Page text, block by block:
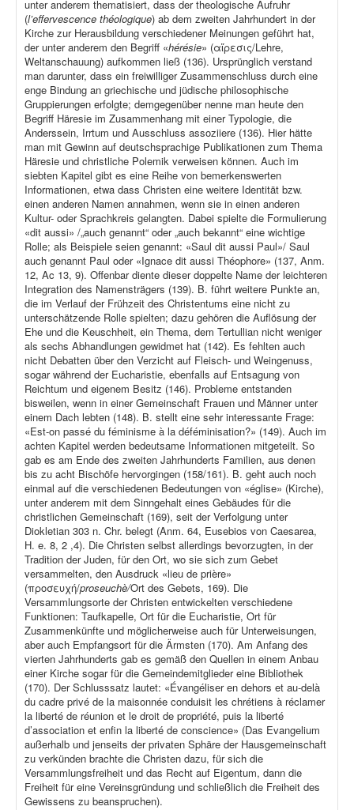
unter anderem thematisiert, dass der theologische Aufruhr
(l’effervescence théologique) ab dem zweiten Jahrhundert in der
Kirche zur Herausbildung verschiedener Meinungen geführt hat,
der unter anderem den Begriff «hérésie» (αἵρεσις/Lehre,
Weltanschauung) aufkommen ließ (136). Ursprünglich verstand
man darunter, dass ein freiwilliger Zusammenschluss durch eine
enge Bindung an griechische und jüdische philosophische
Gruppierungen erfolgte; demgegenüber nenne man heute den
Begriff Häresie im Zusammenhang mit einer Typologie, die
Anderssein, Irrtum und Ausschluss assoziiere (136). Hier hätte
man mit Gewinn auf deutschsprachige Publikationen zum Thema
Häresie und christliche Polemik verweisen können. Auch im
siebten Kapitel gibt es eine Reihe von bemerkenswerten
Informationen, etwa dass Christen eine weitere Identität bzw.
einen anderen Namen annahmen, wenn sie in einen anderen
Kultur- oder Sprachkreis gelangten. Dabei spielte die Formulierung
«dit aussi» /„auch genannt“ oder „auch bekannt“ eine wichtige
Rolle; als Beispiele seien genannt: «Saul dit aussi Paul»/ Saul
auch genannt Paul oder «Ignace dit aussi Théophore» (137, Anm.
12, Ac 13, 9). Offenbar diente dieser doppelte Name der leichteren
Integration des Namensträgers (139). B. führt weitere Punkte an,
die im Verlauf der Frühzeit des Christentums eine nicht zu
unterschätzende Rolle spielten; dazu gehören die Auflösung der
Ehe und die Keuschheit, ein Thema, dem Tertullian nicht weniger
als sechs Abhandlungen gewidmet hat (142). Es fehlten auch
nicht Debatten über den Verzicht auf Fleisch- und Weingenuss,
sogar während der Eucharistie, ebenfalls auf Entsagung von
Reichtum und eigenem Besitz (146). Probleme entstanden
bisweilen, wenn in einer Gemeinschaft Frauen und Männer unter
einem Dach lebten (148). B. stellt eine sehr interessante Frage:
«Est-on passé du féminisme à la déféminisation?» (149). Auch im
achten Kapitel werden bedeutsame Informationen mitgeteilt. So
gab es am Ende des zweiten Jahrhunderts Familien, aus denen
bis zu acht Bischöfe hervorgingen (158/161). B. geht auch noch
einmal auf die verschiedenen Bedeutungen von «église» (Kirche),
unter anderem mit dem Sinngehalt eines Gebäudes für die
christlichen Gemeinschaft (169), seit der Verfolgung unter
Diokletian 303 n. Chr. belegt (Anm. 64, Eusebios von Caesarea,
H. e. 8, 2 ,4). Die Christen selbst allerdings bevorzugten, in der
Tradition der Juden, für den Ort, wo sie sich zum Gebet
versammelten, den Ausdruck «lieu de prière»
(προσευχή/proseuchè/Ort des Gebets, 169). Die
Versammlungsorte der Christen entwickelten verschiedene
Funktionen: Taufkapelle, Ort für die Eucharistie, Ort für
Zusammenkünfte und möglicherweise auch für Unterweisungen,
aber auch Empfangsort für die Ärmsten (170). Am Anfang des
vierten Jahrhunderts gab es gemäß den Quellen in einem Anbau
einer Kirche sogar für die Gemeindemitglieder eine Bibliothek
(170). Der Schlusssatz lautet: «Évangéliser en dehors et au-delà
du cadre privé de la maisonnée conduisit les chrétiens à réclamer
la liberté de réunion et le droit de propriété, puis la liberté
d’association et enfin la liberté de conscience» (Das Evangelium
außerhalb und jenseits der privaten Sphäre der Hausgemeinschaft
zu verkünden brachte die Christen dazu, für sich die
Versammlungsfreiheit und das Recht auf Eigentum, dann die
Freiheit für eine Vereinsgründung und schließlich die Freiheit des
Gewissens zu beanspruchen).